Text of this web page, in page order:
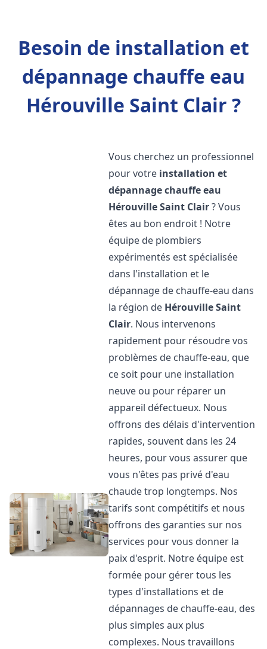
Besoin de installation et
dépannage chauffe eau
Hérouville Saint Clair ?
Vous cherchez un professionnel
pour votre installation et
dépannage chauffe eau
Hérouville Saint Clair? Vous
êtes au bon endroit ! Notre
équipe de plombiers
expérimentés est spécialisée
dans l'installation et le
dépannage de chauffe-eau dans
la région de Hérouville Saint
Clair. Nous intervenons
rapidement pour résoudre vos
problèmes de chauffe-eau, que
ce soit pour une installation
neuve ou pour réparer un
appareil défectueux. Nous
offrons des délais d'intervention
rapides, souvent dans les 24
heures, pour vous assurer que
vous n'êtes pas privé d'eau
chaude trop longtemps. Nos
tarifs sont compétitifs et nous
offrons des garanties sur nos
services pour vous donner la
paix d'esprit. Notre équipe est
formée pour gérer tous les
types d'installations et de
dépannages de chauffe-eau, des
plus simples aux plus
complexes. Nous travaillons